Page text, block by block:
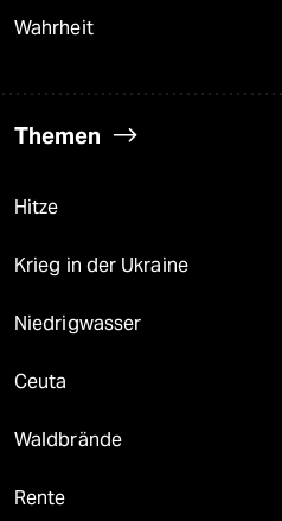
Wahrheit
Themen
Hitze
Krieg in der Ukraine
Niedrigwasser
Ceuta
Waldbrände
Rente